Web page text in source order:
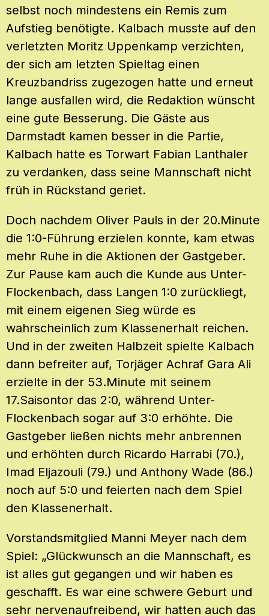
selbst noch mindestens ein Remis zum
Aufstieg benötigte. Kalbach musste auf den
verletzten Moritz Uppenkamp verzichten,
der sich am letzten Spieltag einen
Kreuzbandriss zugezogen hatte und erneut
lange ausfallen wird, die Redaktion wünscht
eine gute Besserung. Die Gäste aus
Darmstadt kamen besser in die Partie,
Kalbach hatte es Torwart Fabian Lanthaler
zu verdanken, dass seine Mannschaft nicht
früh in Rückstand geriet.
Doch nachdem Oliver Pauls in der 20.Minute
die 1:0-Führung erzielen konnte, kam etwas
mehr Ruhe in die Aktionen der Gastgeber.
Zur Pause kam auch die Kunde aus Unter-
Flockenbach, dass Langen 1:0 zurückliegt,
mit einem eigenen Sieg würde es
wahrscheinlich zum Klassenerhalt reichen.
Und in der zweiten Halbzeit spielte Kalbach
dann befreiter auf, Torjäger Achraf Gara Ali
erzielte in der 53.Minute mit seinem
17.Saisontor das 2:0, während Unter-
Flockenbach sogar auf 3:0 erhöhte. Die
Gastgeber ließen nichts mehr anbrennen
und erhöhten durch Ricardo Harrabi (70.),
Imad Eljazouli (79.) und Anthony Wade (86.)
noch auf 5:0 und feierten nach dem Spiel
den Klassenerhalt.
Vorstandsmitglied Manni Meyer nach dem
Spiel: „Glückwunsch an die Mannschaft, es
ist alles gut gegangen und wir haben es
geschafft. Es war eine schwere Geburt und
sehr nervenaufreibend, wir hatten auch das